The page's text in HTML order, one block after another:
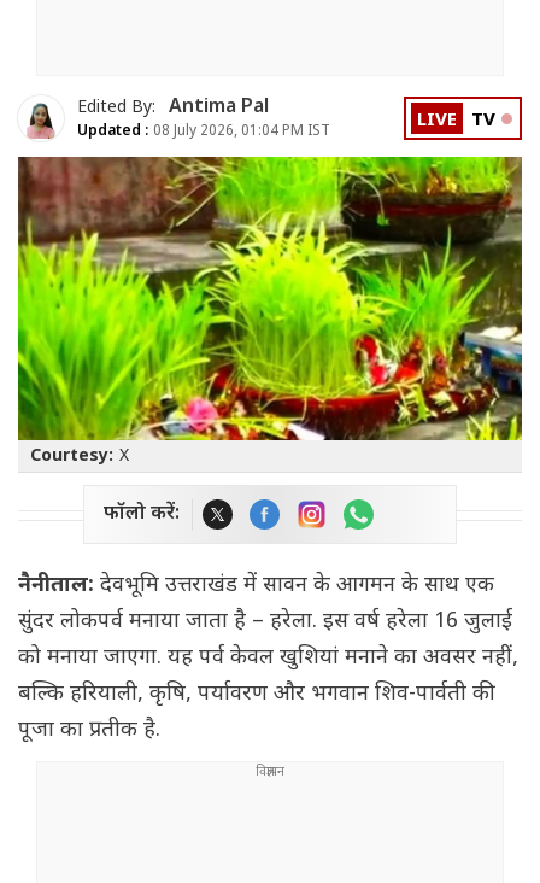
Edited By: Antima Pal
Updated : 08 July 2026, 01:04 PM IST LIVE TV
Courtesy: X
फॉलो करें:
नैनीताल: देवभूमि उत्तराखंड में सावन के आगमन के साथ एक
सुंदर लोकपर्व मनाया जाता है – हरेला. इस वर्ष हरेला 16 जुलाई
को मनाया जाएगा. यह पर्व केवल खुशियां मनाने का अवसर नहीं,
बल्कि हरियाली, कृषि, पर्यावरण और भगवान शिव-पार्वती की
पूजा का प्रतीक है.